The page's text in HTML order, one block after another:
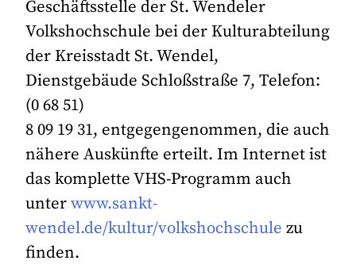
Geschäftsstelle der St. Wendeler
Volkshochschule bei der Kulturabteilung
der Kreisstadt St. Wendel,
Dienstgebäude Schloßstraße 7, Telefon:
(0 68 51)
8 09 19 31, entgegengenommen, die auch
nähere Auskünfte erteilt. Im Internet ist
das komplette VHS-Programm auch
unterwww.sankt-
wendel.de/kultur/volkshochschule zu
finden.